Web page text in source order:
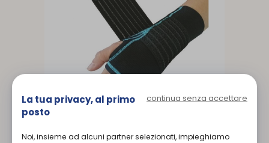
La tua privacy, al primo
posto
continua senza accettare
Noi, insieme ad alcuni partner selezionati, impieghiamo